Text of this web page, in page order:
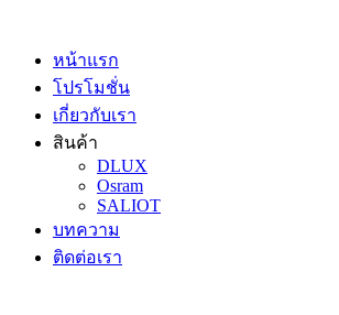
contentหน้าแรก
โปรโมชั่น
เกี่ยวกับเรา
สินค้า
DLUX
Osram
SALIOT
บทความ
ติดต่อเรา